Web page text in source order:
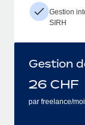
Gestion
SIRH
Gestion
26 CHF
par freelance/